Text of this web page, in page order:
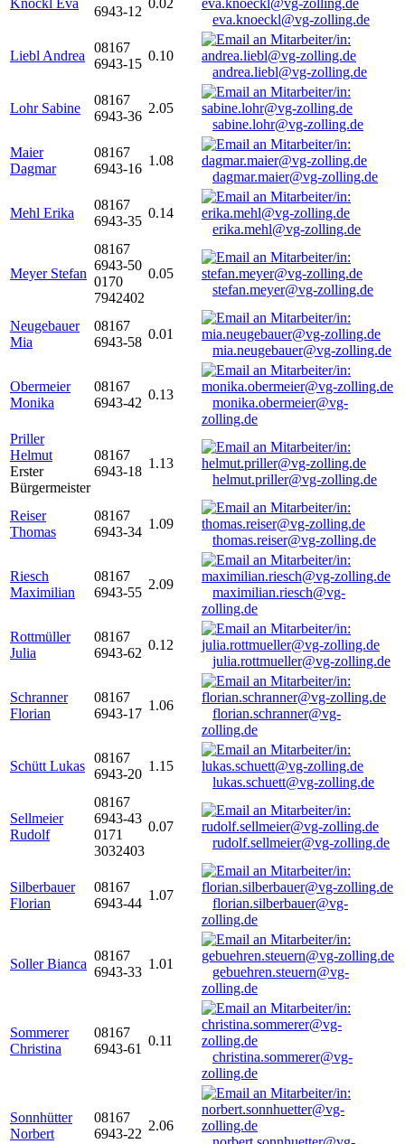
Knöckl Eva
6943-12
0.02
eva.knoeckl@vg-zolling.de
Liebl Andrea
08167
6943-15
0.10
andrea.liebl@vg-zolling.de
Lohr Sabine
08167
6943-36
2.05
sabine.lohr@vg-zolling.de
Maier
Dagmar
08167
6943-16
1.08
dagmar.maier@vg-zolling.de
Mehl Erika
08167
6943-35
0.14
erika.mehl@vg-zolling.de
Meyer Stefan
08167
6943-50
0170
7942402
0.05
stefan.meyer@vg-zolling.de
Neugebauer
Mia
08167
6943-58
0.01
mia.neugebauer@vg-zolling.de
Obermeier
Monika
08167
6943-42
0.13
monika.obermeier@vg-
zolling.de
Priller
Helmut
Erster
Bürgermeister
08167
6943-18
1.13
helmut.priller@vg-zolling.de
Reiser
Thomas
08167
6943-34
1.09
thomas.reiser@vg-zolling.de
Riesch
Maximilian
08167
6943-55
2.09
maximilian.riesch@vg-
zolling.de
Rottmüller
Julia
08167
6943-62
0.12
julia.rottmueller@vg-zolling.de
Schranner
Florian
08167
6943-17
1.06
florian.schranner@vg-
zolling.de
Schütt Lukas
08167
6943-20
1.15
lukas.schuett@vg-zolling.de
Sellmeier
Rudolf
08167
6943-43
0171
3032403
0.07
rudolf.sellmeier@vg-zolling.de
Silberbauer
Florian
08167
6943-44
1.07
florian.silberbauer@vg-
zolling.de
Soller Bianca
08167
6943-33
1.01
gebuehren.steuern@vg-
zolling.de
Sommerer
Christina
08167
6943-61
0.11
christina.sommerer@vg-
zolling.de
Sonnhütter
Norbert
08167
6943-22
2.06